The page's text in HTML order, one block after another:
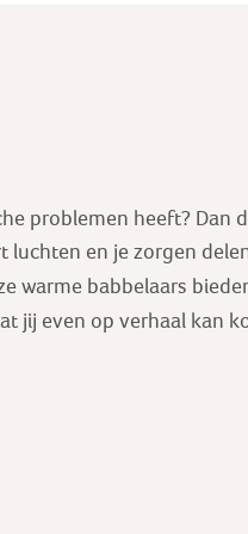
problemen heeft? Dan
luchten en je zorgen
warme babbelaars
jij even op verhaal kan